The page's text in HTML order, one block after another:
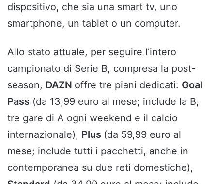
dispositivo, che sia una smart tv, uno
smartphone, un tablet o un computer.
Allo stato attuale, per seguire l’intero
campionato di Serie B, compresa la post-
season, DAZN offre tre piani dedicati: Goal
Pass (da 13,99 euro al mese; include la B,
tre gare di A ogni weekend e il calcio
internazionale), Plus (da 59,99 euro al
mese; include tutti i pacchetti, anche in
contemporanea su due reti domestiche),